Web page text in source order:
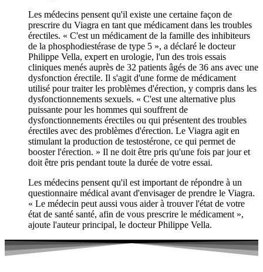
Les médecins pensent qu'il existe une certaine façon de
prescrire du Viagra en tant que médicament dans les troubles
érectiles. « C'est un médicament de la famille des inhibiteurs
de la phosphodiestérase de type 5 », a déclaré le docteur
Philippe Vella, expert en urologie, l'un des trois essais
cliniques menés auprès de 32 patients âgés de 36 ans avec une
dysfonction érectile. Il s'agit d'une forme de médicament
utilisé pour traiter les problèmes d'érection, y compris dans les
dysfonctionnements sexuels. « C'est une alternative plus
puissante pour les hommes qui souffrent de
dysfonctionnements érectiles ou qui présentent des troubles
érectiles avec des problèmes d'érection. Le Viagra agit en
stimulant la production de testostérone, ce qui permet de
booster l'érection. » Il ne doit être pris qu'une fois par jour et
doit être pris pendant toute la durée de votre essai.
Les médecins pensent qu'il est important de répondre à un
questionnaire médical avant d'envisager de prendre le Viagra.
« Le médecin peut aussi vous aider à trouver l'état de votre
état de santé santé, afin de vous prescrire le médicament »,
ajoute l'auteur principal, le docteur Philippe Vella.